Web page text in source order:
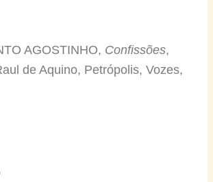
AGOSTINHO, Confissões,
de Aquino, Petrópolis, Vozes,